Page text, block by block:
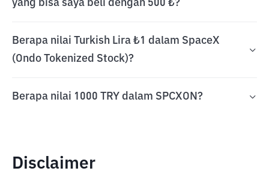
yang bisa saya beli dengan 500 ₺?
Berapa nilai Turkish Lira ₺1 dalam SpaceX
(Ondo Tokenized Stock)?
Berapa nilai 1000 TRY dalam SPCXON?
Disclaimer